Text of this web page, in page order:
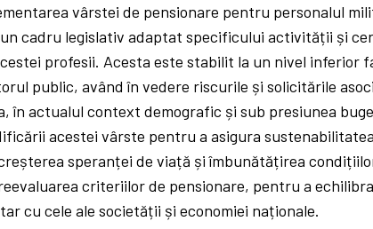
vârstei de pensionare pentru personalul
cadru legislativ adaptat specificului activității și
profesii. Acesta este stabilit la un nivel inferior
public, având în vedere riscurile și solicitările
în actualul context demografic și sub presiunea
acestei vârste pentru a asigura
speranței de viață și îmbunătățirea
criteriilor de pensionare, pentru a
cu cele ale societății și economiei naționale.